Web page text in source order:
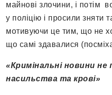
майнові злочини, і потім
у поліцію і просили зняти
мотивуючи це тим, що не
що самі здавалися
«Кримінальні новини не
насильства та крові»